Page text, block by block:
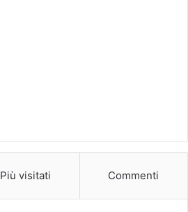
Più visitati Commenti